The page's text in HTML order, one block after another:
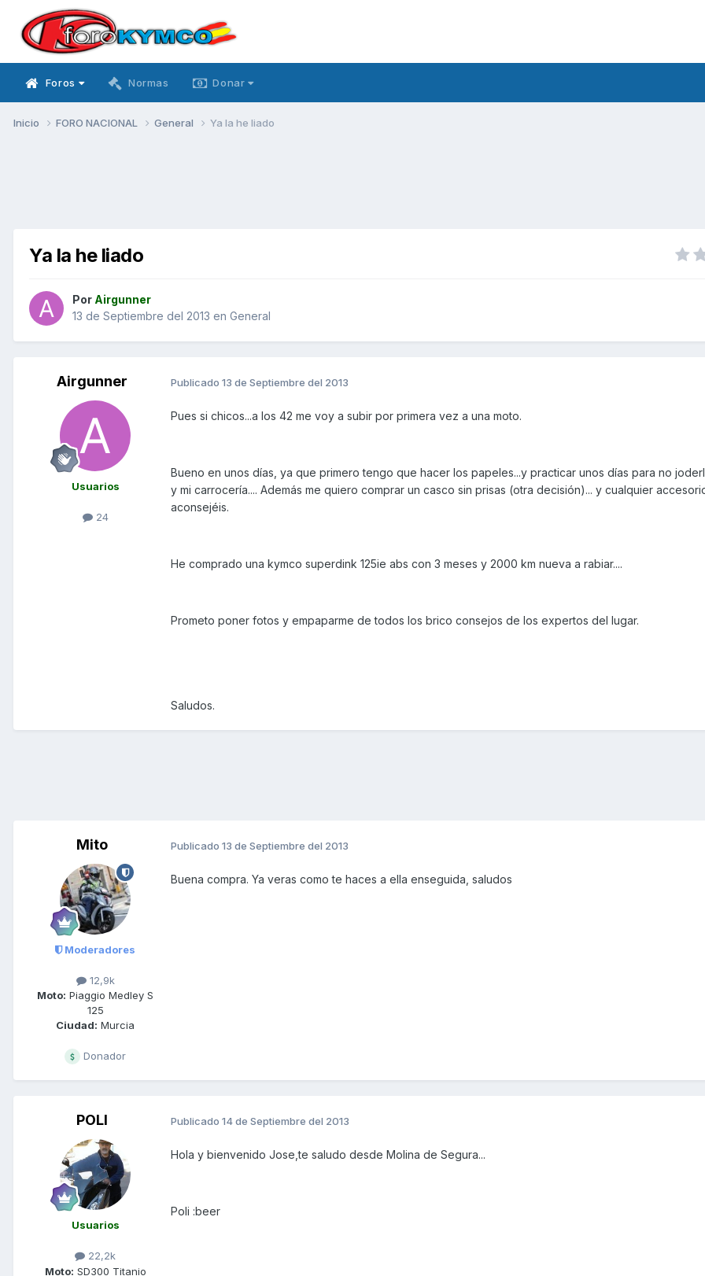
Foros Normas Donar
Inicio FORO NACIONAL General Ya la he liado
Ya la he liado
Por Airgunner
13 de Septiembre del 2013 en General
Airgunner
Usuarios
24
Publicado 13 de Septiembre del 2013
Pues si chicos...a los 42 me voy a subir por primera vez a una moto.
Bueno en unos días, ya que primero tengo que hacer los papeles...y practicar unos días para no
y mi carrocería.... Además me quiero comprar un casco sin prisas (otra decisión)... y cualquier
aconsejéis.
He comprado una kymco superdink 125ie abs con 3 meses y 2000 km nueva a rabiar....
Prometo poner fotos y empaparme de todos los brico consejos de los expertos del lugar.
Saludos.
Mito
Moderadores
12,9k
Moto: Piaggio Medley S
125
Ciudad: Murcia
Donador
Publicado 13 de Septiembre del 2013
Buena compra. Ya veras como te haces a ella enseguida, saludos
POLI
Usuarios
22,2k
Moto: SD300 Titanio
Publicado 14 de Septiembre del 2013
Hola y bienvenido Jose,te saludo desde Molina de Segura...
Poli :beer